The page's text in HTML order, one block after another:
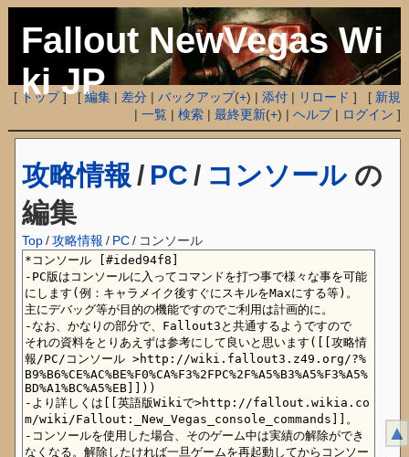
Fallout NewVegas Wi
ki JP
[ トップ] [編集 | 差分 |バックアップ(+) |添付 | リロード ] [ 新規
|一覧 |検索 |最終更新(+) |ヘルプ| ログイン ]
攻略情報 / PC / コンソールの
編集
Top /攻略情報 / PC/ コンソール
▲